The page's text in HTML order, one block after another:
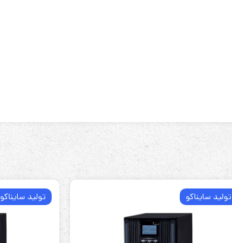
تولید سایناکو تولید سایناکو